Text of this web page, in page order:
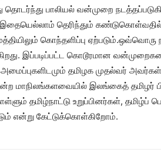
பாலியல் வன்முறை
இதையெல்லாம் தெரிந்தும்
கொந்தளிப்பு ஏற்படும்.ஒவ்வொரு
இப்படிப்பட்ட கொடூரமான
அமைப்புகளிடமும் தமிழக முதல்வர்
மாநிலங்களவையில் இலங்கைத் தமிழர்
தமிழ்நாட்டு உறுப்பினர்கள், தமிழ்ப்
என்று கேட்டுக்கொள்கிறோம்.